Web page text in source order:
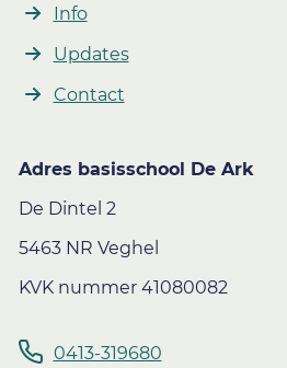
Info
Updates
Contact
Adres basisschool De Ark
De Dintel 2
5463 NR Veghel
KVK nummer 41080082
0413-319680